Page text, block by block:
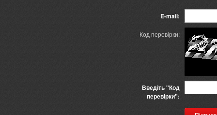
E-mail:
Код перевірки:
Введіть "Код
перевірки":